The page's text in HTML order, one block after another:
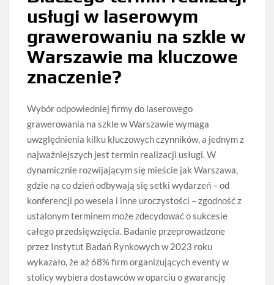
usługi w laserowym
grawerowaniu na szkle w
Warszawie ma kluczowe
znaczenie?
Wybór odpowiedniej firmy do laserowego
grawerowania na szkle w Warszawie wymaga
uwzględnienia kilku kluczowych czynników, a jednym z
najważniejszych jest termin realizacji usługi. W
dynamicznie rozwijającym się mieście jak Warszawa,
gdzie na co dzień odbywają się setki wydarzeń – od
konferencji po wesela i inne uroczystości – zgodność z
ustalonym terminem może zdecydować o sukcesie
całego przedsięwzięcia. Badanie przeprowadzone
przez Instytut Badań Rynkowych w 2023 roku
wykazało, że aż 68% firm organizujących eventy w
stolicy wybiera dostawców w oparciu o gwarancję